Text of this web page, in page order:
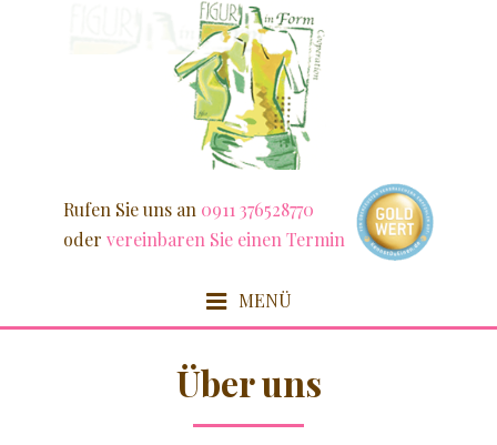
Rufen Sie uns an 0911 376528770
oder vereinbaren Sie einen Termin
MENÜ
Über uns